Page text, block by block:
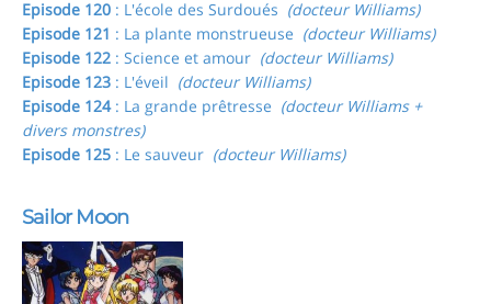
Episode 120 : L'école des Surdoués (docteur Williams)
Episode 121 : La plante monstrueuse (docteur Williams)
Episode 122 : Science et amour (docteur Williams)
Episode 123 : L'éveil (docteur Williams)
Episode 124: La grande prêtresse (docteur Williams +
divers monstres)
Episode 125 : Le sauveur (docteur Williams)
Sailor Moon